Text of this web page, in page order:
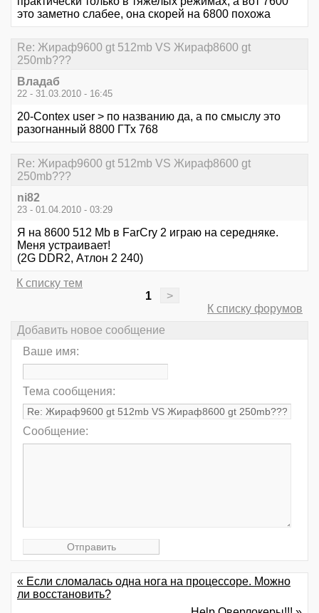
это заметно слабее, она скорей на 6800 похожа
Re: Жираф9600 gt 512mb VS Жираф8600 gt
250mb???
Владаб
22 - 31.03.2010 - 16:45
20-Contex user > по названию да, а по смыслу это
разогнанный 8800 ГТх 768
Re: Жираф9600 gt 512mb VS Жираф8600 gt
250mb???
ni82
23 - 01.04.2010 - 03:29
Я на 8600 512 Mb в FarCry 2 играю на середняке.
Меня устраивает!
(2G DDR2, Атлон 2 240)
К списку тем
1
>
К списку форумов
Добавить новое сообщение
Ваше имя:
Тема сообщения:
Сообщение:
« Если сломалась одна нога на процессоре. Можно
ли восстановить?